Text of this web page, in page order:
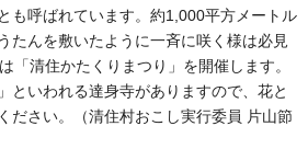
も呼ばれています。約1,000平方メートル
たんを敷いたように一斉に咲く様は必見
「清住かたくりまつり」を開催します。
といわれる達身寺がありますので、花と
ださい。（清住村おこし実行委員 片山節